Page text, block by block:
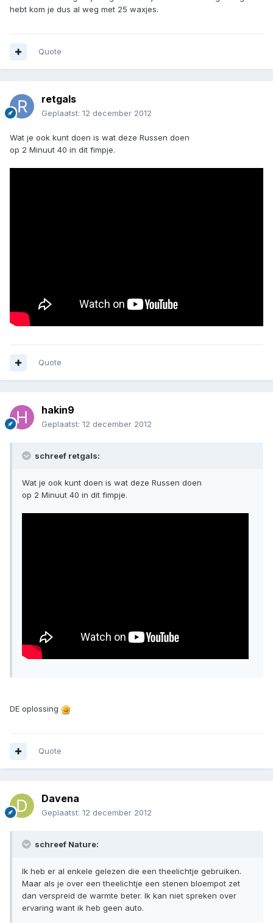
hebt kom je dus al weg met 25 waxjes.
Quote
retgals
Geplaatst: 12 december 2012
Wat je ook kunt doen is wat deze Russen doen
op 2 Minuut 40 in dit fimpje.
Quote
hakin9
Geplaatst: 12 december 2012
schreef retgals:
Wat je ook kunt doen is wat deze Russen doen
op 2 Minuut 40 in dit fimpje.
DE oplossing
Quote
Davena
Geplaatst: 12 december 2012
schreef Nature:
Ik heb er al enkele gelezen die een theelichtje gebruiken.
Maar als je over een theelichtje een stenen bloempot zet
dan verspreid de warmte beter. Ik kan niet spreken over
ervaring want ik heb geen auto.